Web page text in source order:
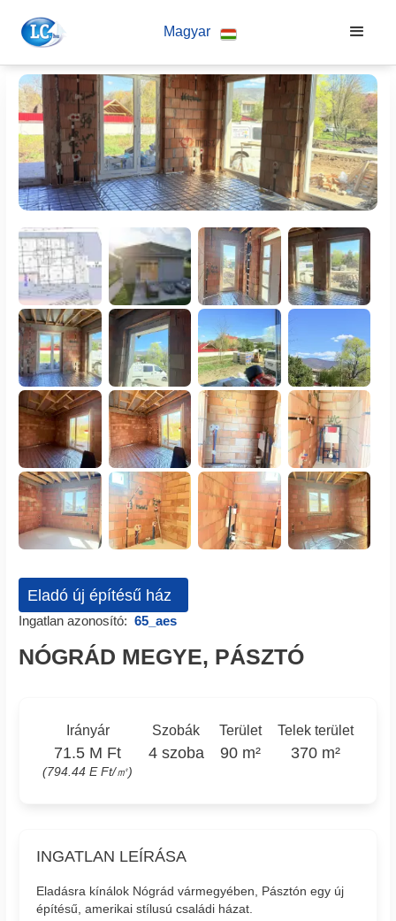
Magyar
Eladó új építésű ház
Ingatlan azonosító: 65_aes
NÓGRÁD MEGYE, PÁSZTÓ
Irányár
71.5 M Ft
(794.44 E Ft/㎡)
Szobák
4 szoba
Terület
90 m²
Telek terület
370 m²
INGATLAN LEÍRÁSA
Eladásra kínálok Nógrád vármegyében, Pásztón egy új
építésű, amerikai stílusú családi házat.